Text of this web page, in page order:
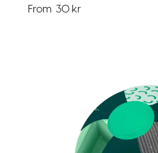
From 30 kr